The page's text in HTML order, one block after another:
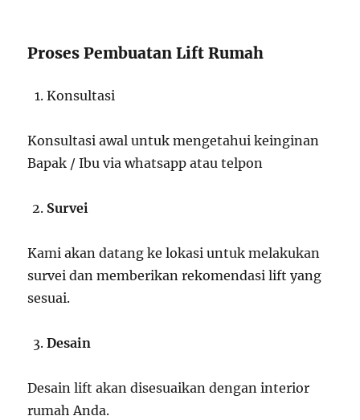
Proses Pembuatan Lift Rumah
Konsultasi
Konsultasi awal untuk mengetahui keinginan
Bapak / Ibu via whatsapp atau telpon
Survei
Kami akan datang ke lokasi untuk melakukan
survei dan memberikan rekomendasi lift yang
sesuai.
Desain
Desain lift akan disesuaikan dengan interior
rumah Anda.